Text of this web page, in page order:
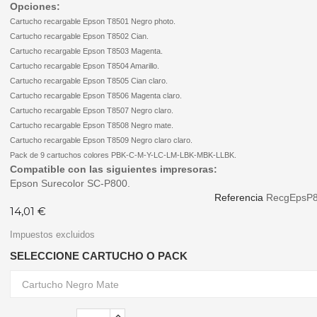
Opciones:
Cartucho recargable Epson T8501 Negro photo.
Cartucho recargable Epson T8502 Cian.
Cartucho recargable Epson T8503 Magenta.
Cartucho recargable Epson T8504 Amarillo.
Cartucho recargable Epson T8505 Cian claro.
Cartucho recargable Epson T8506 Magenta claro.
Cartucho recargable Epson T8507 Negro claro.
Cartucho recargable Epson T8508 Negro mate.
Cartucho recargable Epson T8509 Negro claro claro.
Pack de 9 cartuchos colores PBK-C-M-Y-LC-LM-LBK-MBK-LLBK.
Compatible con las siguientes impresoras:
Epson Surecolor SC-P800.
Referencia
14,01 €
Impuestos excluidos
SELECCIONE CARTUCHO O PACK